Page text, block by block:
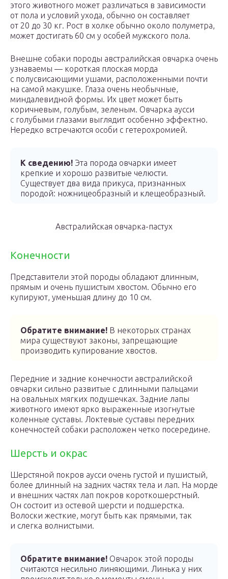
этого животного может различаться в зависимости
от пола и условий ухода, обычно он составляет
от 20 до 30 кг. Рост в холке обычно около полуметра,
может достигать 60 см у особей мужского пола.
Внешне собаки породы австралийская овчарка очень
узнаваемы — короткая плоская морда
с полусвисающими ушами, расположенными почти
на самой макушке. Глаза очень необычные,
миндалевидной формы. Их цвет может быть
коричневым, голубым, зеленым. Овчарка аусси
с голубыми глазами выглядит особенно эффектно.
Нередко встречаются особи с гетерохромией.
К сведению! Эта порода овчарки имеет
крепкие и хорошо развитые челюсти.
Существует два вида прикуса, признанных
породой: ножницеобразный и клещеобразный.
Австралийская овчарка-пастух
Конечности
Представители этой породы обладают длинным,
прямым и очень пушистым хвостом. Обычно его
купируют, уменьшая длину до 10 см.
Обратите внимание! В некоторых странах
мира существуют законы, запрещающие
производить купирование хвостов.
Передние и задние конечности австралийской
овчарки сильно развитые с длинными пальцами
на овальных мягких подушечках. Задние лапы
животного имеют ярко выраженные изогнутые
коленные суставы. Локтевые суставы передних
конечностей собаки расположен четко посередине.
Шерсть и окрас
Шерстяной покров аусси очень густой и пушистый,
более длинный на задних частях тела и лап. На морде
и внешних частях лап покров короткошерстный.
Он состоит из остевой шерсти и подшерстка.
Волоски жесткие, могут быть как прямыми, так
и слегка волнистыми.
Обратите внимание! Овчарок этой породы
считаются несильно линяющими. Линька у них